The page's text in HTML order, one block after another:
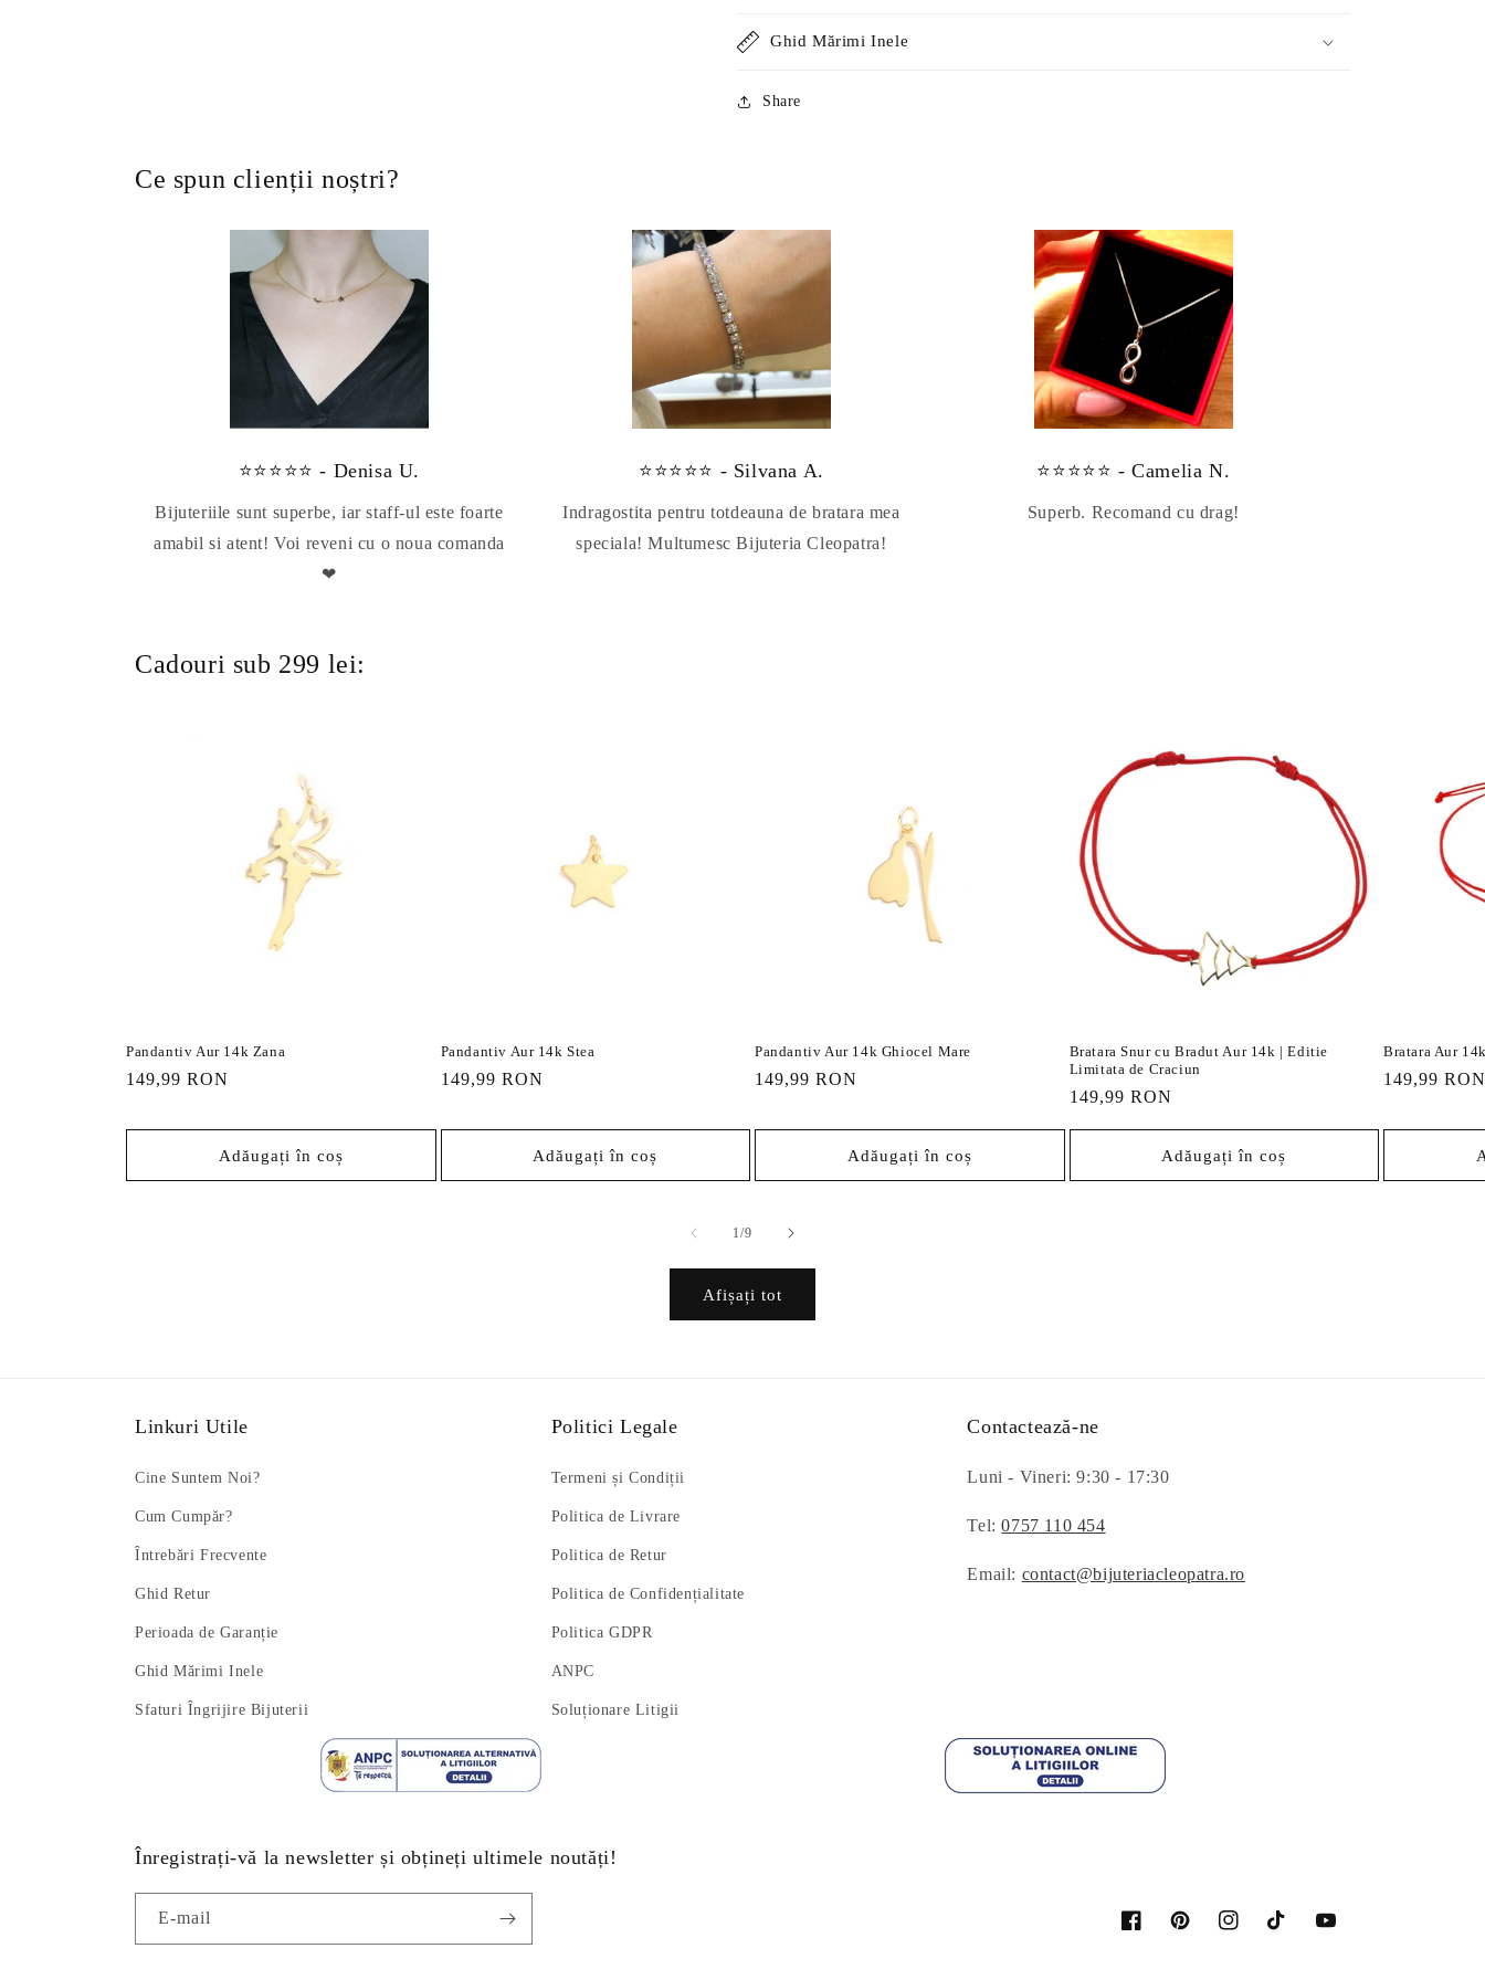
Ghid Mărimi Inele
Share
Ce spun clienții noștri?
⭐⭐⭐⭐⭐ - Denisa U.
Bijuteriile sunt superbe, iar staff-ul este foarte
amabil si atent! Voi reveni cu o noua comanda
❤
⭐⭐⭐⭐⭐ - Silvana A.
Indragostita pentru totdeauna de bratara mea
speciala! Multumesc Bijuteria Cleopatra!
⭐⭐⭐⭐⭐ - Camelia N.
Superb. Recomand cu drag!
Cadouri sub 299 lei:
Pandantiv Aur 14k Zana
Preț
149,99 RON
Adăugați în coș
Pandantiv Aur 14k Stea
Preț
149,99 RON
Adăugați în coș
Pandantiv Aur 14k Ghiocel Mare
Preț
149,99 RON
Adăugați în coș
Bratara Snur cu Bradut Aur 14k | Editie
Limitata de Craciun
Preț
149,99 RON
Adăugați în coș
Bratara Aur
Preț
149,99 RON
1/din
9
Afișați tot
Linkuri Utile
Cine Suntem Noi?
Cum Cumpăr?
Întrebări Frecvente
Ghid Retur
Perioada de Garanție
Ghid Mărimi Inele
Sfaturi Îngrijire Bijuterii
Politici Legale
Termeni și Condiții
Politica de Livrare
Politica de Retur
Politica de Confidențialitate
Politica GDPR
ANPC
Soluționare Litigii
Contactează-ne
Luni - Vineri: 9:30 - 17:30
Tel:0757 110 454
Email: contact@bijuteriacleopatra.ro
Înregistrați-vă la newsletter și obțineți ultimele noutăți!
E-mail
FacebookPinterestInstagramTikTok YouTube